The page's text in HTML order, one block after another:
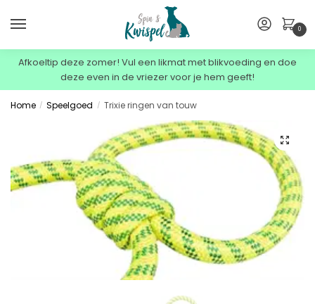
0
Afkoeltip deze zomer! Vul een likmat met blikvoeding en doe
deze even in de vriezer voor je hem geeft!
Home / Speelgoed / Trixie ringen van touw